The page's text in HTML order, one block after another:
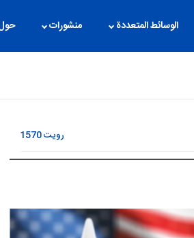
الوسائط المتعددة منشورات
رویت1570